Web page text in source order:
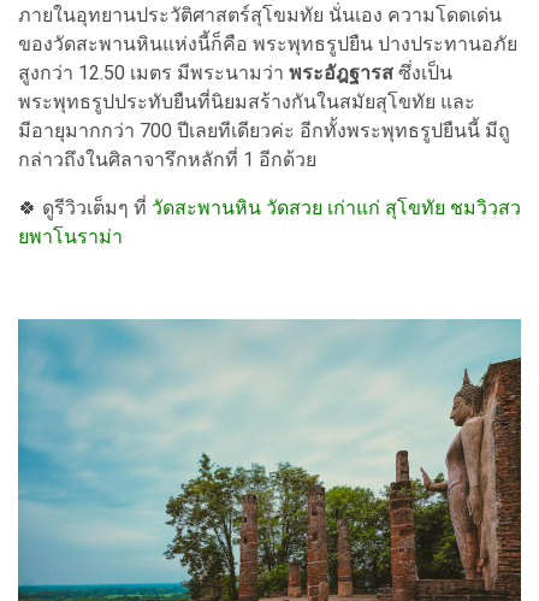
ภายในอุทยานประวัติศาสตร์สุโขมทัย นั่นเอง ความโดดเด่น
ของวัดสะพานหินแห่งนี้ก็คือ พระพุทธรูปยืน ปางประทานอภัย
สูงกว่า 12.50 เมตร มีพระนามว่า พระอัฎฐารส ซึ่งเป็น
พระพุทธรูปประทับยืนที่นิยมสร้างกันในสมัยสุโขทัย และ
มีอายุมากกว่า 700 ปีเลยทีเดียวค่ะ อีกทั้งพระพุทธรูปยืนนี้ มีถู
กล่าวถึงในศิลาจารึกหลักที่ 1 อีกด้วย
🍀 ดูรีวิวเต็มๆ ที่ วัดสะพานหิน วัดสวย เก่าแก่ สุโขทัย ชมวิวสว
ยพาโนราม่า